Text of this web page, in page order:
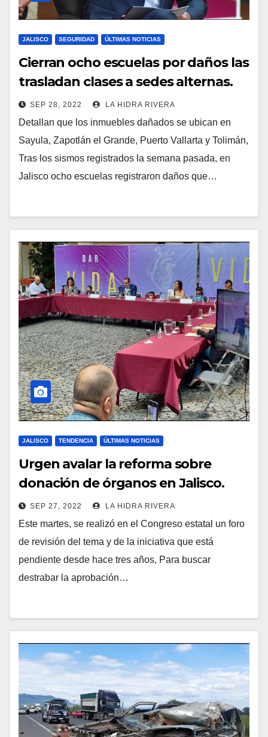
JALISCO SEGURIDAD ÚLTIMAS NOTICIAS
Cierran ocho escuelas por daños las
trasladan clases a sedes alternas.
SEP 28, 2022 LA HIDRA RIVERA
Detallan que los inmuebles dañados se ubican en
Sayula, Zapotlán el Grande, Puerto Vallarta y Tolimán,
Tras los sismos registrados la semana pasada, en
Jalisco ocho escuelas registraron daños que…
JALISCO TENDENCIA ÚLTIMAS NOTICIAS
Urgen avalar la reforma sobre
donación de órganos en Jalisco.
SEP 27, 2022 LA HIDRA RIVERA
Este martes, se realizó en el Congreso estatal un foro
de revisión del tema y de la iniciativa que está
pendiente desde hace tres años, Para buscar
destrabar la aprobación…